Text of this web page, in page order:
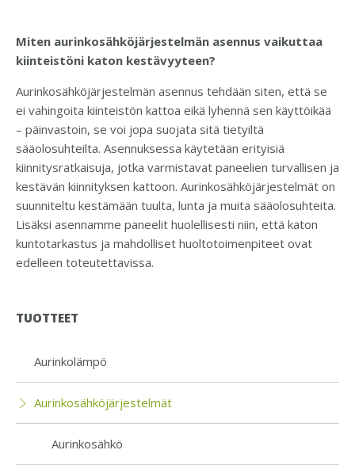
Miten aurinkosähköjärjestelmän asennus vaikuttaa
kiinteistöni katon kestävyyteen?
Aurinkosähköjärjestelmän asennus tehdään siten, että se
ei vahingoita kiinteistön kattoa eikä lyhennä sen käyttöikää
– päinvastoin, se voi jopa suojata sitä tietyiltä
sääolosuhteilta. Asennuksessa käytetään erityisiä
kiinnitysratkaisuja, jotka varmistavat paneelien turvallisen ja
kestävän kiinnityksen kattoon. Aurinkosähköjärjestelmät on
suunniteltu kestämään tuulta, lunta ja muita sääolosuhteita.
Lisäksi asennamme paneelit huolellisesti niin, että katon
kuntotarkastus ja mahdolliset huoltotoimenpiteet ovat
edelleen toteutettavissa.
TUOTTEET
Aurinkolämpö
Aurinkosähkö­järjestelmät
Aurinkosähkö